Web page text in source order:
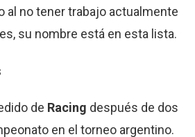
al no tener trabajo actualmente
su nombre está en esta lista.
de Racing después de dos
en el torneo argentino.